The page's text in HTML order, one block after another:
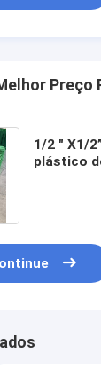
Preço
1/2 " X1/
plástico